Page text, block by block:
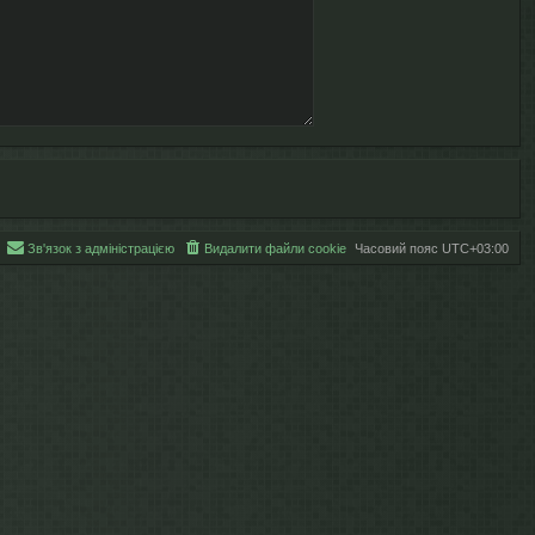
Часовий пояс UTC+03:00
Видалити файли cookie
Зв'язок з адміністрацією